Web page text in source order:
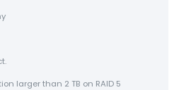
larger than 2 TB on RAID 5